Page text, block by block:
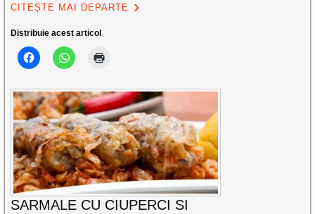
CITEȘTE MAI DEPARTE
Distribuie acest articol
SARMALE CU CIUPERCI SI